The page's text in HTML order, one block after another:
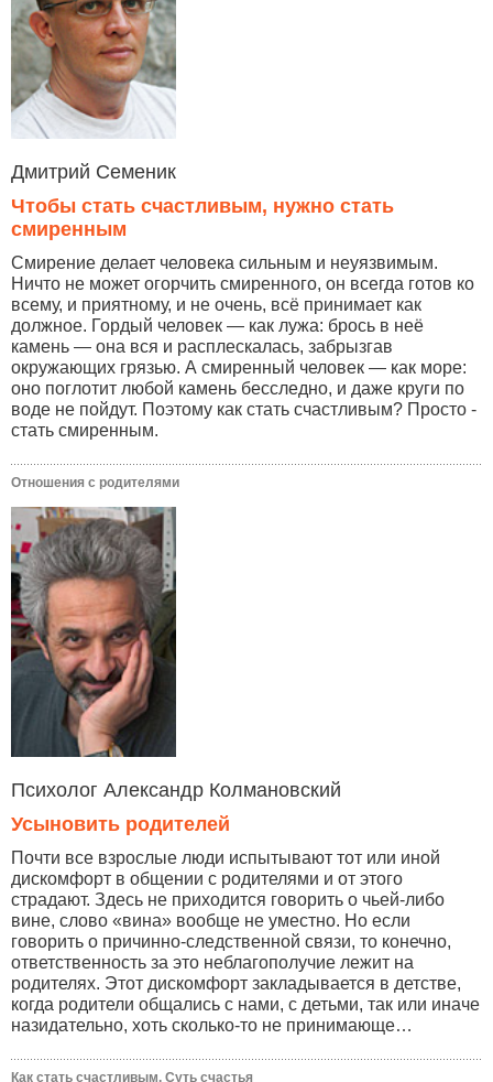
Дмитрий Семеник
Чтобы стать счастливым, нужно стать
смиренным
Смирение делает человека сильным и неуязвимым.
Ничто не может огорчить смиренного, он всегда готов ко
всему, и приятному, и не очень, всё принимает как
должное. Гордый человек — как лужа: брось в неё
камень — она вся и расплескалась, забрызгав
окружающих грязью. А смиренный человек — как море:
оно поглотит любой камень бесследно, и даже круги по
воде не пойдут. Поэтому как стать счастливым? Просто -
стать смиренным.
Отношения с родителями
Психолог Александр Колмановский
Усыновить родителей
Почти все взрослые люди испытывают тот или иной
дискомфорт в общении с родителями и от этого
страдают. Здесь не приходится говорить о чьей-либо
вине, слово «вина» вообще не уместно. Но если
говорить о причинно-следственной связи, то конечно,
ответственность за это неблагополучие лежит на
родителях. Этот дискомфорт закладывается в детстве,
когда родители общались с нами, с детьми, так или иначе
назидательно, хоть сколько-то не принимающе…
Как стать счастливым. Суть счастья